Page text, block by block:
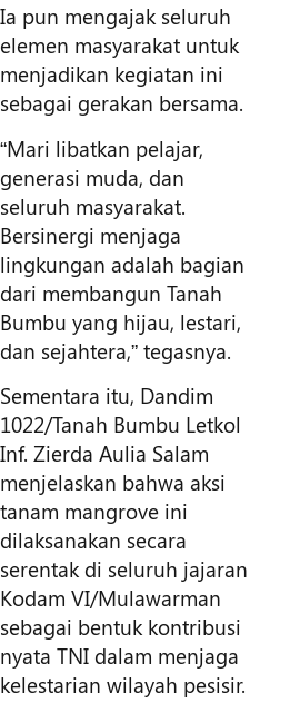
Ia pun mengajak seluruh
elemen masyarakat untuk
menjadikan kegiatan ini
sebagai gerakan bersama.
“Mari libatkan pelajar,
generasi muda, dan
seluruh masyarakat.
Bersinergi menjaga
lingkungan adalah bagian
dari membangun Tanah
Bumbu yang hijau, lestari,
dan sejahtera,” tegasnya.
Sementara itu, Dandim
1022/Tanah Bumbu Letkol
Inf. Zierda Aulia Salam
menjelaskan bahwa aksi
tanam mangrove ini
dilaksanakan secara
serentak di seluruh jajaran
Kodam VI/Mulawarman
sebagai bentuk kontribusi
nyata TNI dalam menjaga
kelestarian wilayah pesisir.